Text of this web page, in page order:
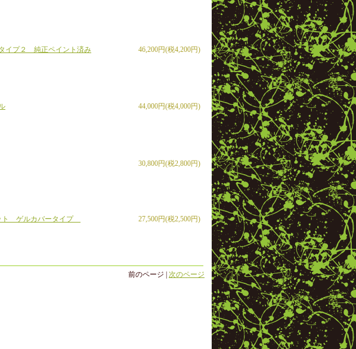
46,200円(税4,200円)
イプ２ 純正ペイント済み
44,000円(税4,000円)
30,800円(税2,800円)
27,500円(税2,500円)
ト ゲルカバータイプ
前のページ | 次のページ